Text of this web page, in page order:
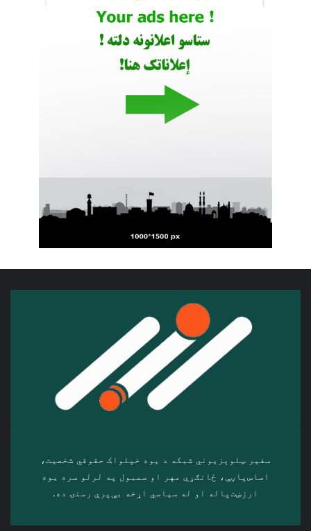
سفیر ټلوېزیوني شبکه د‎ یوه خپلواک حقوقي شخصیت،
اساس‌پاڼې، ځانګړي مهر او سمبول په لرلو سره ‎یوه
ارزښت‌پاله او ‎له سیاسي اړخه بې‌پرې رسنۍ ده.